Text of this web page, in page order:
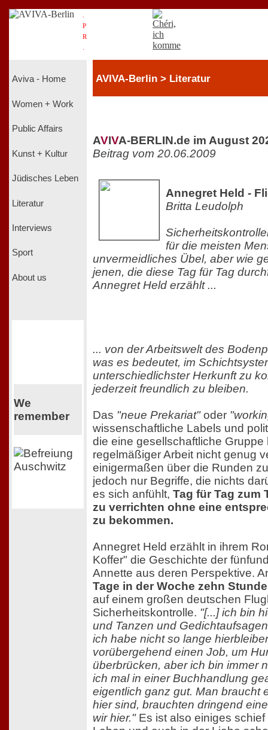
P
R
Aviva - Home
Women + Work
Public Affairs
Kunst + Kultur
Jüdisches Leben
Literatur
Interviews
Sport
About us
We
remember
AVIVA-Berlin > Literatur
AVIVA-BERLIN.de im August
Beitrag vom 20.06.2009
Annegret Held -
Britta Leudolph
für die meisten
unvermeidliches Übel, aber wie
jenen, die diese Tag für Tag
Annegret Held erzählt ...
... von der Arbeitswelt des
was es bedeutet, im
unterschiedlichster Herkunft zu
jederzeit freundlich zu bleiben.
Das "neue Prekariat"oder
wissenschaftliche Labels und
die eine gesellschaftliche
regelmäßiger Arbeit nicht genug
einigermaßen über die Runden
jedoch nur Begriffe, die nichts
es sich anfühlt, Tag für Tag zum
zu verrichten ohne eine
zu bekommen.
Annegret Held erzählt in ihrem
Koffer" die Geschichte der
Annette aus deren Perspektive.
Tage in der Woche zehn
auf einem großen deutschen
Sicherheitskontrolle. "[...] ich bin
und Tanzen und
ich habe nicht so lange
vorübergehend einen Job, um
überbrücken, aber ich bin immer
ich mal in einer Buchhandlung
eigentlich ganz gut. Man braucht
hier sind, brauchten dringend
wir hier."Es ist also einiges schief